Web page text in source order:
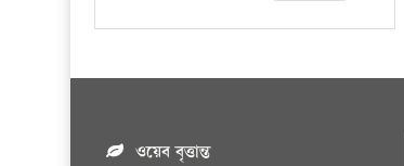
ওয়েব বৃত্তান্ত